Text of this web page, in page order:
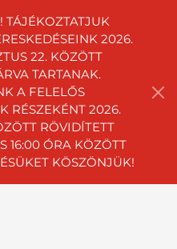
TÁJÉKOZTATJUK
2026.
22. KÖZÖTT
TARTANAK.
A FELELŐS
RÉSZEKÉNT 2026.
RÖVIDÍTETT
16:00 ÓRA KÖZÖTT
KÖSZÖNJÜK!